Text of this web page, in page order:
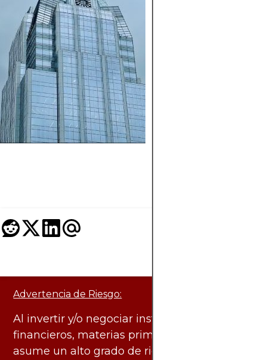
Advertencia de Riesgo:
Al invertir y/o negociar instrumentos
financieros, materias primas y otros activos,
asume un alto grado de riesgo. Existe la